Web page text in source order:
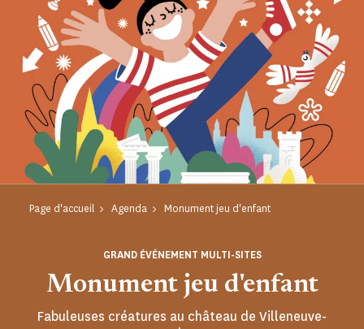
Page d'accueil Agenda Monument jeu d'enfant
Monument jeu d'enfant
GRAND ÉVÉNEMENT MULTI-SITES
Fabuleuses créatures au château de Villeneuve-